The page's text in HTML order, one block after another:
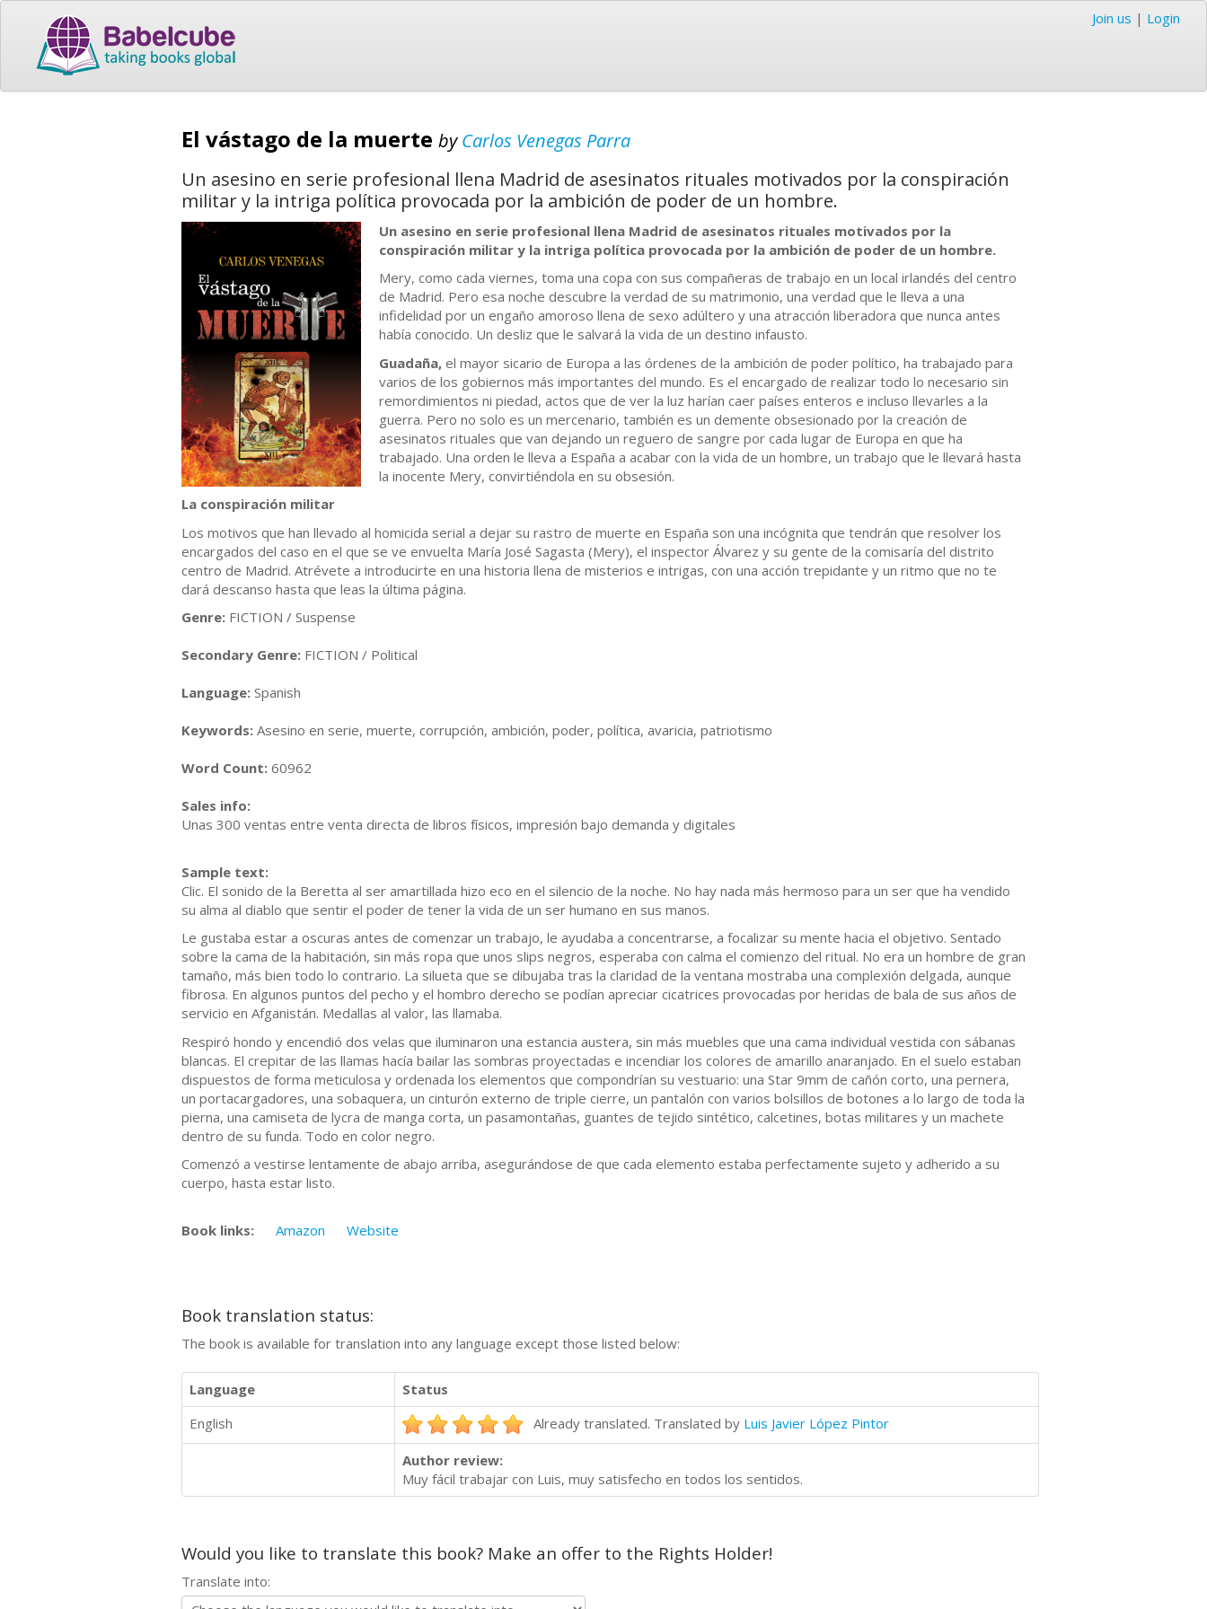
Join us | Login
El vástago de la muerte byCarlos Venegas Parra
Un asesino en serie profesional llena Madrid de asesinatos rituales motivados por la conspiración
militar y la intriga política provocada por la ambición de poder de un hombre.
Un asesino en serie profesional llena Madrid de asesinatos rituales motivados por la
conspiración militar y la intriga política provocada por la ambición de poder de un hombre.
Mery, como cada viernes, toma una copa con sus compañeras de trabajo en un local irlandés del centro
de Madrid. Pero esa noche descubre la verdad de su matrimonio, una verdad que le lleva a una
infidelidad por un engaño amoroso llena de sexo adúltero y una atracción liberadora que nunca antes
había conocido. Un desliz que le salvará la vida de un destino infausto.
Guadaña, el mayor sicario de Europa a las órdenes de la ambición de poder político, ha trabajado para
varios de los gobiernos más importantes del mundo. Es el encargado de realizar todo lo necesario sin
remordimientos ni piedad, actos que de ver la luz harían caer países enteros e incluso llevarles a la
guerra. Pero no solo es un mercenario, también es un demente obsesionado por la creación de
asesinatos rituales que van dejando un reguero de sangre por cada lugar de Europa en que ha
trabajado. Una orden le lleva a España a acabar con la vida de un hombre, un trabajo que le llevará hasta
la inocente Mery, convirtiéndola en su obsesión.
La conspiración militar
Los motivos que han llevado al homicida serial a dejar su rastro de muerte en España son una incógnita que tendrán que resolver los
encargados del caso en el que se ve envuelta María José Sagasta (Mery), el inspector Álvarez y su gente de la comisaría del distrito
centro de Madrid. Atrévete a introducirte en una historia llena de misterios e intrigas, con una acción trepidante y un ritmo que no te
dará descanso hasta que leas la última página.
Genre: FICTION / Suspense
Secondary Genre: FICTION / Political
Language: Spanish
Keywords: Asesino en serie, muerte, corrupción, ambición, poder, política, avaricia, patriotismo
Word Count: 60962
Sales info:
Unas 300 ventas entre venta directa de libros físicos, impresión bajo demanda y digitales
Sample text:
Clic. El sonido de la Beretta al ser amartillada hizo eco en el silencio de la noche. No hay nada más hermoso para un ser que ha vendido
su alma al diablo que sentir el poder de tener la vida de un ser humano en sus manos.
Le gustaba estar a oscuras antes de comenzar un trabajo, le ayudaba a concentrarse, a focalizar su mente hacia el objetivo. Sentado
sobre la cama de la habitación, sin más ropa que unos slips negros, esperaba con calma el comienzo del ritual. No era un hombre de gran
tamaño, más bien todo lo contrario. La silueta que se dibujaba tras la claridad de la ventana mostraba una complexión delgada, aunque
fibrosa. En algunos puntos del pecho y el hombro derecho se podían apreciar cicatrices provocadas por heridas de bala de sus años de
servicio en Afganistán. Medallas al valor, las llamaba.
Respiró hondo y encendió dos velas que iluminaron una estancia austera, sin más muebles que una cama individual vestida con sábanas
blancas. El crepitar de las llamas hacía bailar las sombras proyectadas e incendiar los colores de amarillo anaranjado. En el suelo estaban
dispuestos de forma meticulosa y ordenada los elementos que compondrían su vestuario: una Star 9mm de cañón corto, una pernera,
un portacargadores, una sobaquera, un cinturón externo de triple cierre, un pantalón con varios bolsillos de botones a lo largo de toda la
pierna, una camiseta de lycra de manga corta, un pasamontañas, guantes de tejido sintético, calcetines, botas militares y un machete
dentro de su funda. Todo en color negro.
Comenzó a vestirse lentamente de abajo arriba, asegurándose de que cada elemento estaba perfectamente sujeto y adherido a su
cuerpo, hasta estar listo.
Book links: Amazon Website
Book translation status:
The book is available for translation into any language except those listed below:
Language
Status
English
Already translated. Translated by Luis Javier López Pintor
Author review:
Muy fácil trabajar con Luis, muy satisfecho en todos los sentidos.
Would you like to translate this book? Make an offer to the Rights Holder!
Translate into: